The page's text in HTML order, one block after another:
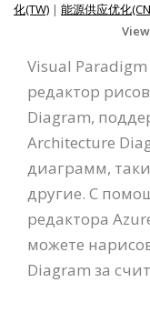
化(TW) | 能源供应优化
Visual
редактор
Diagram,
Architecture
диаграмм,
другие. С
редактора
можете
Diagram за